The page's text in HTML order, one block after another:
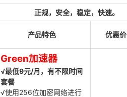
正规，安全，稳定，快速。
产品特色 优惠价
Green加速器
√最低9元/月，有不限时间
套餐
√使用256位加密网络进行